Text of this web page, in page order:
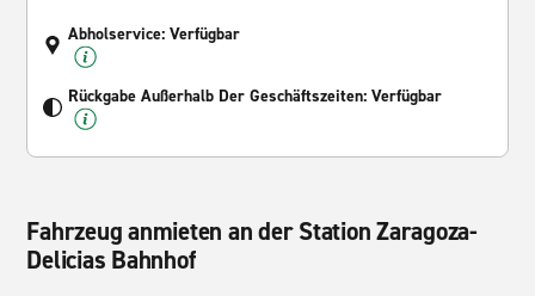
Abholservice: Verfügbar
Rückgabe Außerhalb Der Geschäftszeiten: Verfügbar
Fahrzeug anmieten an der Station Zaragoza-
Delicias Bahnhof